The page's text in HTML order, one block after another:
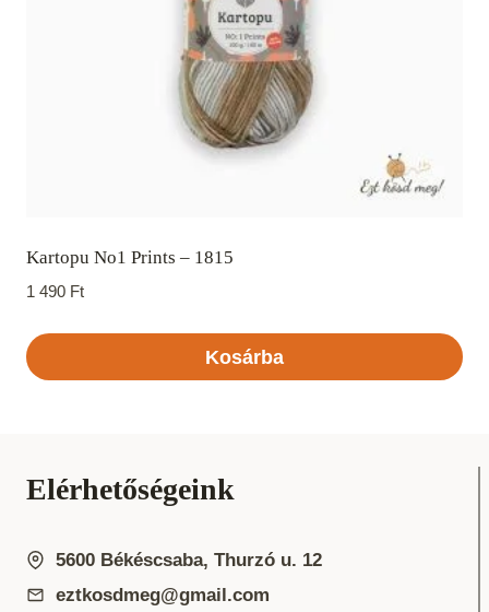
Kartopu No1 Prints – 1815
1 490 Ft
Kosárba
Elérhetőségeink
5600 Békéscsaba, Thurzó u. 12
eztkosdmeg@gmail.com